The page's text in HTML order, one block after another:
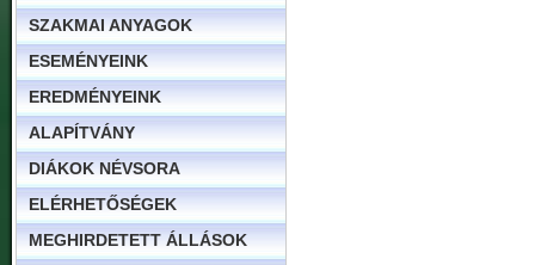
SZAKMAI ANYAGOK
ESEMÉNYEINK
EREDMÉNYEINK
ALAPÍTVÁNY
DIÁKOK NÉVSORA
ELÉRHETŐSÉGEK
MEGHIRDETETT ÁLLÁSOK